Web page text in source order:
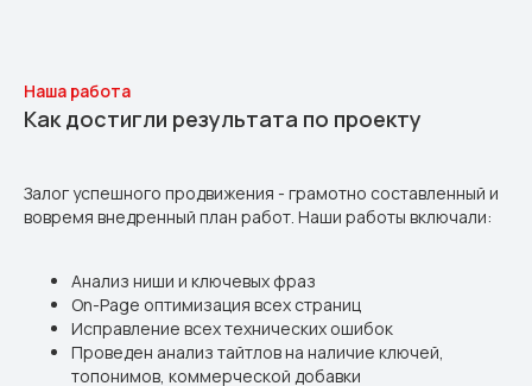
Наша работа
Как достигли результата по проекту
Залог успешного продвижения - грамотно составленный и
вовремя внедренный план работ. Наши работы включали:
Анализ ниши и ключевых фраз
On-Page оптимизация всех страниц
Исправление всех технических ошибок
Проведен анализ тайтлов на наличие ключей,
топонимов, коммерческой добавки